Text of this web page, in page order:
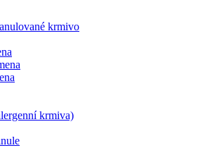
krmivo
krmiva)